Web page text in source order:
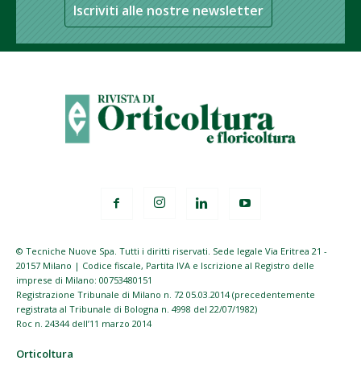
Iscriviti alle nostre newsletter
© Tecniche Nuove Spa. Tutti i diritti riservati. Sede legale Via Eritrea 21 -
20157 Milano | Codice fiscale, Partita IVA e Iscrizione al Registro delle
imprese di Milano: 00753480151
Registrazione Tribunale di Milano n. 72 05.03.2014 (precedentemente
registrata al Tribunale di Bologna n. 4998 del 22/07/1982)
Roc n. 24344 dell’11 marzo 2014
Orticoltura